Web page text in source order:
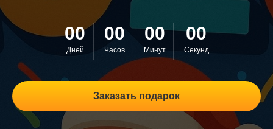
00
Дней
00
Часов
00
Минут
00
Секунд
Заказать подарок